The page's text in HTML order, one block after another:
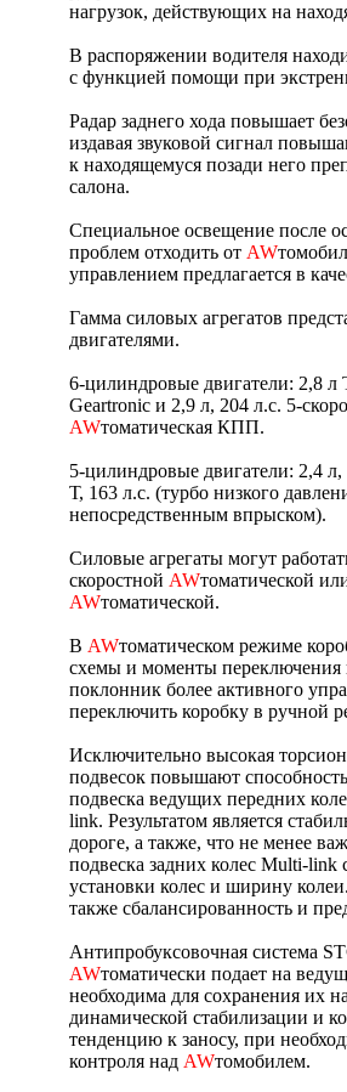
нагрузок, действующих на
В распоряжении водителя
с функцией помощи при
Радар заднего хода повышает
издавая звуковой сигнал
к находящемуся позади него
салона.
Специальное освещение после
проблем отходить от AW
управлением предлагается в
Гамма силовых агрегатов
двигателями.
6-цилиндровые двигатели: 2,8
Geartronic и 2,9 л, 204 л.с. 5-
AWтоматическая КПП.
5-цилиндровые двигатели: 2,4
Т, 163 л.с. (турбо низкого
непосредственным впрыском).
Силовые агрегаты могут
скоростной AWтоматической
AWтоматической.
В AWтоматическом режиме
схемы и моменты переключения
поклонник более активного
переключить коробку в ручной
Исключительно высокая
подвесок повышают
подвеска ведущих передних
link. Результатом является
дороге, а также, что не менее
подвеска задних колес Multi-
установки колес и ширину
также сбалансированность и
Антипробуксовочная система
AWтоматически подает на
необходима для сохранения их
динамической стабилизации и
тенденцию к заносу, при
контроля над AWтомобилем.